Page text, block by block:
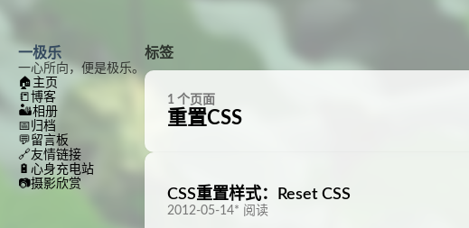
一极乐
一心所向，便是极乐。
🏠 主页
📒 博客
🏜️相册
📅 归档
💬留言板
🔗友情链接
🔋 心身充电站
📷摄影欣赏
标签
1 个页面
重置CSS
CSS重置样式：Reset CSS
2012-05-14* 阅读